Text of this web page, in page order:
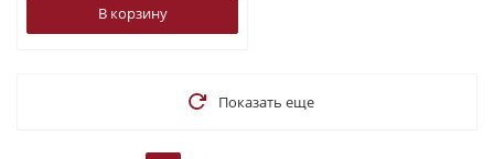
В корзину
Показать еще